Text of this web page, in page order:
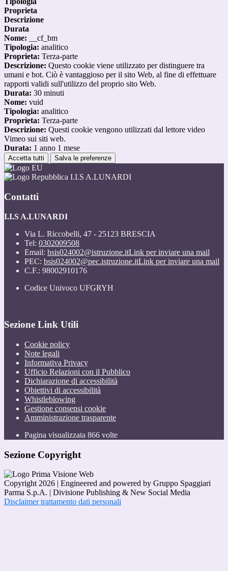
Proprieta
Descrizione
Durata
Nome: __cf_bm
Tipologia: analitico
Proprieta: Terza-parte
Descrizione: Questo cookie viene utilizzato per distinguere tra
umani e bot. Ciò è vantaggioso per il sito Web, al fine di effettuare
rapporti validi sull'utilizzo del proprio sito Web.
Durata: 30 minuti
Nome: vuid
Tipologia: analitico
Proprieta: Terza-parte
Descrizione: Questi cookie vengono utilizzati dal lettore video
Vimeo sui siti web.
Durata: 1 anno 1 mese
Accetta tutti Salva le preferenze
I.I.S A.LUNARDI
Contatti
I.I.S A.LUNARDI
Via L. Riccobelli, 47 - 25123 BRESCIA
Tel: 0302009508
Email: bsis024002@istruzione.itLink per inviare una mail
PEC: bsis024002@pec.istruzione.itLink per inviare una mail
C.F.: 98002910176
Codice Univoco UFGRYH
Sezione Link Utili
Cookie policy
Note legali
Informativa Privacy
Ufficio Relazioni con il Pubblico
Dichiarazione di accessibilità
Obiettivi di accessibilità
Whistleblowing
Gestione consensi cookie
Amministrazione trasparente
Pagina visualizzata 866 volte
Sezione Copyright
Copyright 2026 | Engineered and powered by Gruppo Spaggiari
Parma S.p.A. | Divisione Publishing & New Social Media
Disclaimer trattamento dati personali